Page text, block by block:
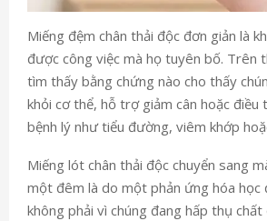
Miếng đệm chân thải độc đơn giản là
được công việc mà họ tuyên bố. Trên
tìm thấy bằng chứng nào cho thấy
khỏi cơ thể, hỗ trợ giảm cân hoặc điều
bệnh lý như tiểu đường, viêm khớp
Miếng lót chân thải độc chuyển sang
một đêm là do một phản ứng hóa học
không phải vì chúng đang hấp thụ